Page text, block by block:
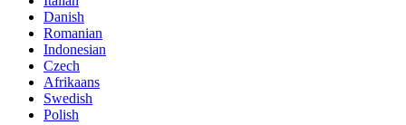
Danish
Romanian
Indonesian
Czech
Afrikaans
Swedish
Polish